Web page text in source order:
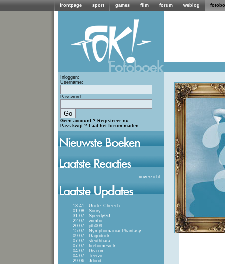
frontpage sport games film forum weblog
Inloggen:
Username:
Password:
Geen account ? Registreer nu
Pass kwijt ? Laat het forum mailen
»overzicht
13:41 - Uncle_Cheech
01-08 - Soury
31-07 - SpeedyGJ
22-07 - wimbo
20-07 - jdh009
15-07 - NymphomaniacPhantasy
09-07 - Dagoduck
07-07 - sleuthtiara
07-07 - firehomesick
04-07 - Divcom
04-07 - Teerzii
29-06 - Jdood